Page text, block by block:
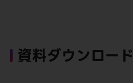
資料ダウンロード